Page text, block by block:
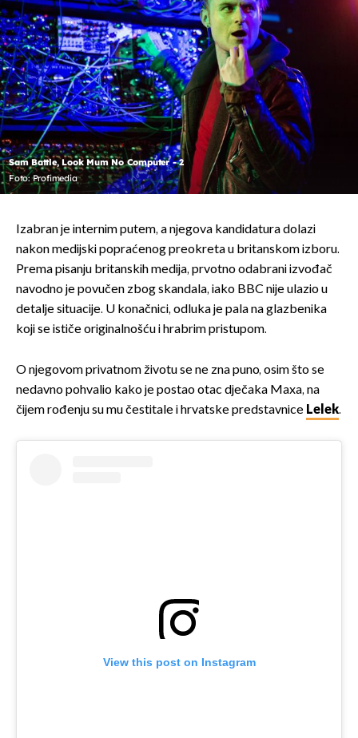
Sam Battle, Look Mum No Computer - 2
Foto: Profimedia
Izabran je internim putem, a njegova kandidatura dolazi
nakon medijski popraćenog preokreta u britanskom izboru.
Prema pisanju britanskih medija, prvotno odabrani izvođač
navodno je povučen zbog skandala, iako BBC nije ulazio u
detalje situacije. U konačnici, odluka je pala na glazbenika
koji se ističe originalnošću i hrabrim pristupom.
O njegovom privatnom životu se ne zna puno, osim što se
nedavno pohvalio kako je postao otac dječaka Maxa, na
čijem rođenju su mu čestitale i hrvatske predstavnice Lelek.
View this post on Instagram